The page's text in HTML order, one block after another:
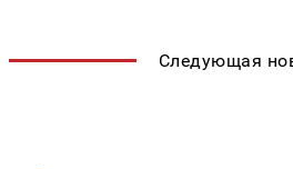
Следующая